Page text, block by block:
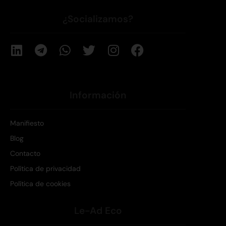
Manifiesto
Blog
Contacto
Política de privacidad
Política de cookies